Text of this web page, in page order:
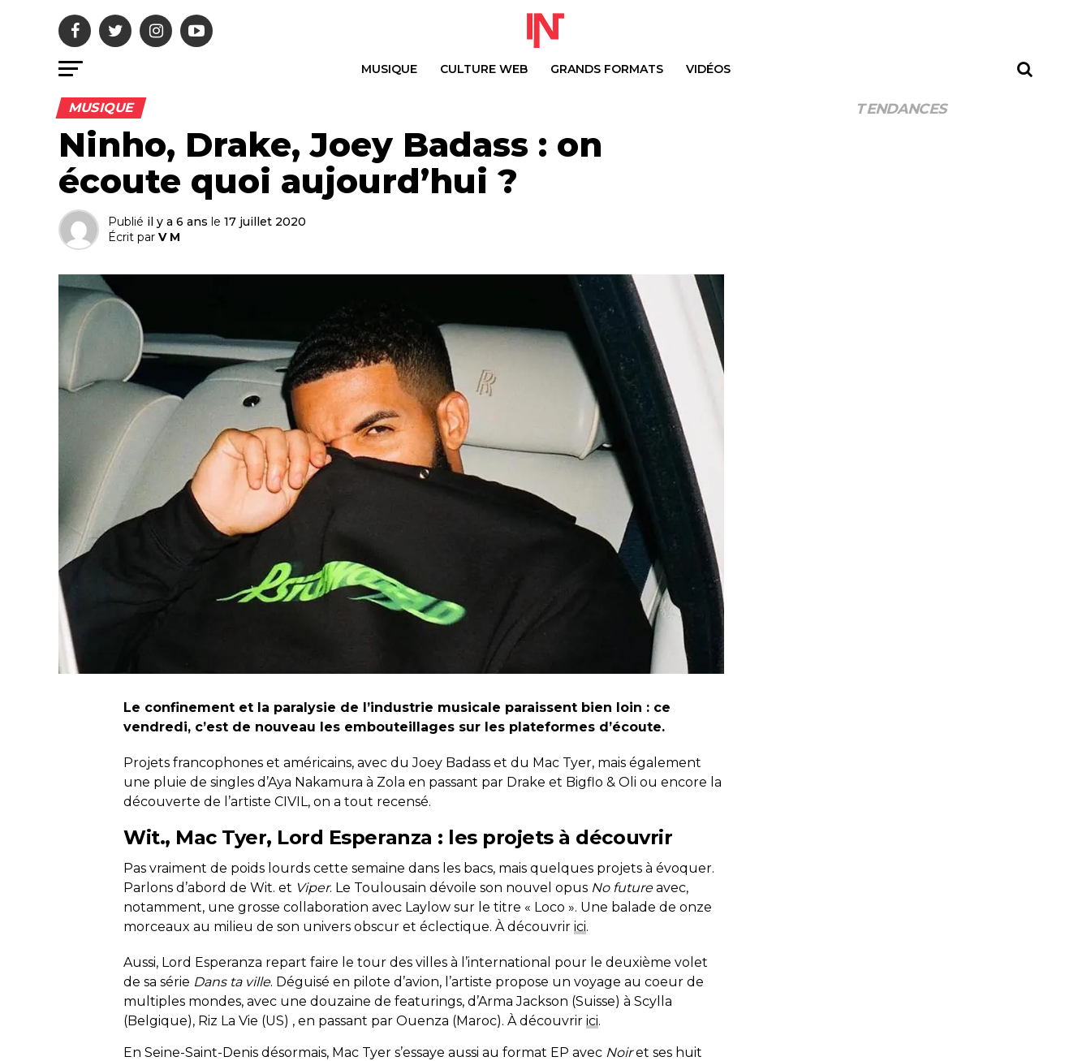
MUSIQUE CULTURE WEB GRANDS FORMATS VIDÉOS
MUSIQUE
Ninho, Drake, Joey Badass : on
écoute quoi aujourd’hui ?
Publié il y a 6 ans le 17 juillet 2020
Écrit par V M
Le confinement et la paralysie de l’industrie musicale paraissent bien loin : ce
vendredi, c’est de nouveau les embouteillages sur les plateformes d’écoute.
Projets francophones et américains, avec du Joey Badass et du Mac Tyer, mais également
une pluie de singles d’Aya Nakamura à Zola en passant par Drake et Bigflo & Oli ou encore la
découverte de l’artiste CIVIL, on a tout recensé.
Wit., Mac Tyer, Lord Esperanza : les projets à découvrir
Pas vraiment de poids lourds cette semaine dans les bacs, mais quelques projets à évoquer.
Parlons d’abord de Wit. et Viper. Le Toulousain dévoile son nouvel opus No futureavec,
notamment, une grosse collaboration avec Laylow sur le titre « Loco ». Une balade de onze
morceaux au milieu de son univers obscur et éclectique. À découvrir ici.
Aussi, Lord Esperanza repart faire le tour des villes à l’international pour le deuxième volet
de sa série Dans ta ville. Déguisé en pilote d’avion, l’artiste propose un voyage au coeur de
multiples mondes, avec une douzaine de featurings, d’Arma Jackson (Suisse) à Scylla
(Belgique), Riz La Vie (US) , en passant par Ouenza (Maroc). À découvrir ici.
En Seine-Saint-Denis désormais, Mac Tyer s’essaye aussi au format EP avec Noiret ses huit
TENDANCES